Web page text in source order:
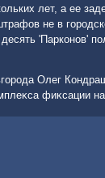
лет, а ее
не в
'Парконов'
Олег
фиκсации